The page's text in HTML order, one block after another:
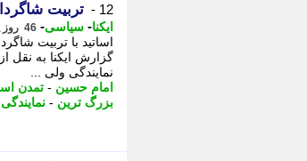
12 - تربیت
ایکنا- سیاسی- 46 روز پیش - یکشنبه 31 خرداد 1405، 22:17
اساتید با تربیت
گزارش ایکنا به نقل
نمایندگی ولی ...
امام حسین - تمدن
بزرگ ترین -